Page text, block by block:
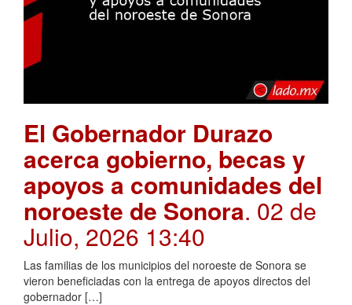
El Gobernador Durazo
acerca gobierno, becas y
apoyos a comunidades del
noroeste de Sonora. 02 de
Julio, 2026 13:40
Las familias de los municipios del noroeste de Sonora se
vieron beneficiadas con la entrega de apoyos directos del
gobernador […]